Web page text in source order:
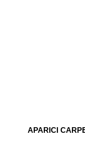
APARICI